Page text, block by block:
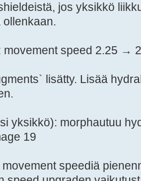
jos yksikkö
ollenkaan.
movement speed 2.25 →
lisätty. Lisää
yksikkö): morphautuu
19
movement speediä